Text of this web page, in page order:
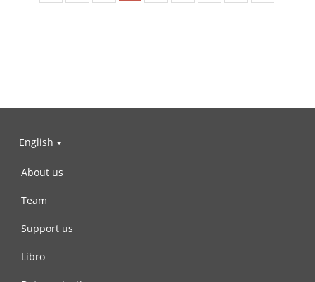
English
About us
Team
Support us
Libro